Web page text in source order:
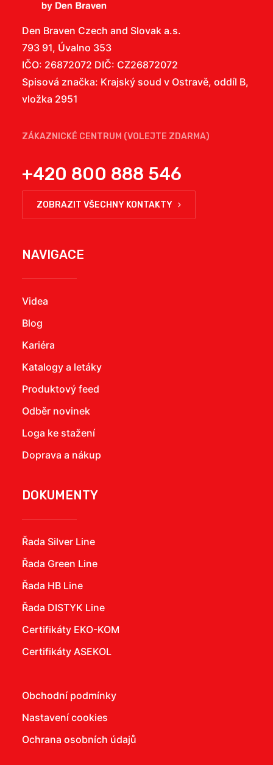
Den Braven Czech and Slovak a.s.
793 91, Úvalno 353
IČO: 26872072 DIČ: CZ26872072
Spisová značka: Krajský soud v Ostravě, oddíl B,
vložka 2951
ZÁKAZNICKÉ CENTRUM (VOLEJTE ZDARMA)
+420 800 888 546
ZOBRAZIT VŠECHNY KONTAKTY
NAVIGACE
Videa
Blog
Kariéra
Katalogy a letáky
Produktový feed
Odběr novinek
Loga ke stažení
Doprava a nákup
DOKUMENTY
Řada Silver Line
Řada Green Line
Řada HB Line
Řada DISTYK Line
Certifikáty EKO-KOM
Certifikáty ASEKOL
Obchodní podmínky
Nastavení cookies
Ochrana osobních údajů